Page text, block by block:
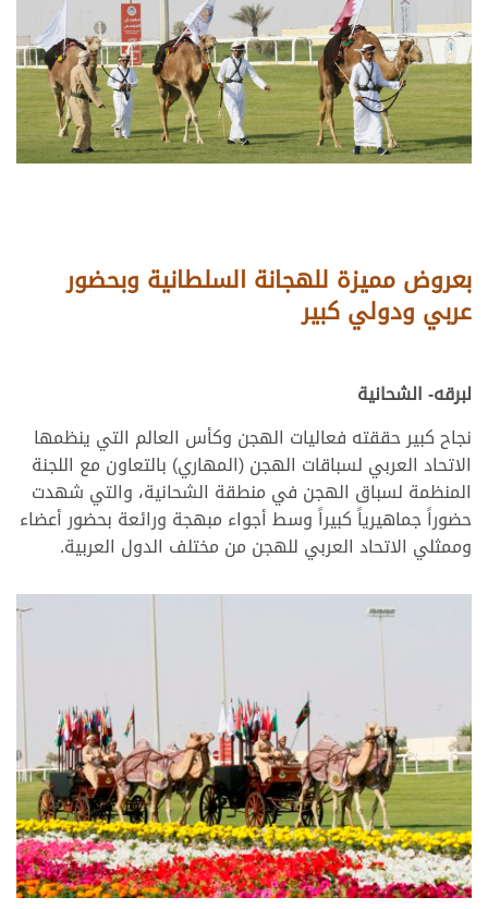
بعروض مميزة للهجانة السلطانية وبحضور
عربي ودولي كبير
لبرقه- الشحانية
نجاح كبير حققته فعاليات الهجن وكأس العالم التي ينظمها
الاتحاد العربي لسباقات الهجن (المهاري) بالتعاون مع اللجنة
المنظمة لسباق الهجن في منطقة الشحانية، والتي شهدت
حضوراً جماهيرياً كبيراً وسط أجواء مبهجة ورائعة بحضور أعضاء
وممثلي الاتحاد العربي للهجن من مختلف الدول العربية.